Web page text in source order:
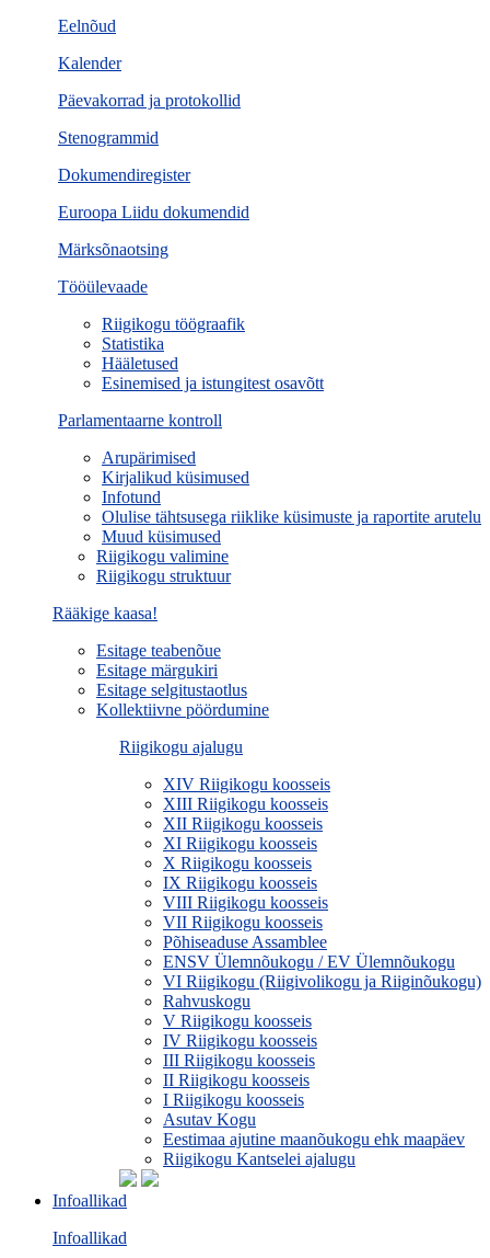
Eelnõud
Kalender
Päevakorrad ja protokollid
Stenogrammid
Dokumendiregister
Euroopa Liidu dokumendid
Märksõnaotsing
Tööülevaade
Riigikogu töögraafik
Statistika
Hääletused
Esinemised ja istungitest osavõtt
Parlamentaarne kontroll
Arupärimised
Kirjalikud küsimused
Infotund
Olulise tähtsusega riiklike küsimuste ja raportite arutelu
Muud küsimused
Riigikogu valimine
Riigikogu struktuur
Rääkige kaasa!
Esitage teabenõue
Esitage märgukiri
Esitage selgitustaotlus
Kollektiivne pöördumine
Riigikogu ajalugu
XIV Riigikogu koosseis
XIII Riigikogu koosseis
XII Riigikogu koosseis
XI Riigikogu koosseis
X Riigikogu koosseis
IX Riigikogu koosseis
VIII Riigikogu koosseis
VII Riigikogu koosseis
Põhiseaduse Assamblee
ENSV Ülemnõukogu / EV Ülemnõukogu
VI Riigikogu (Riigivolikogu ja Riiginõukogu)
Rahvuskogu
V Riigikogu koosseis
IV Riigikogu koosseis
III Riigikogu koosseis
II Riigikogu koosseis
I Riigikogu koosseis
Asutav Kogu
Eestimaa ajutine maanõukogu ehk maapäev
Riigikogu Kantselei ajalugu
Infoallikad
Infoallikad